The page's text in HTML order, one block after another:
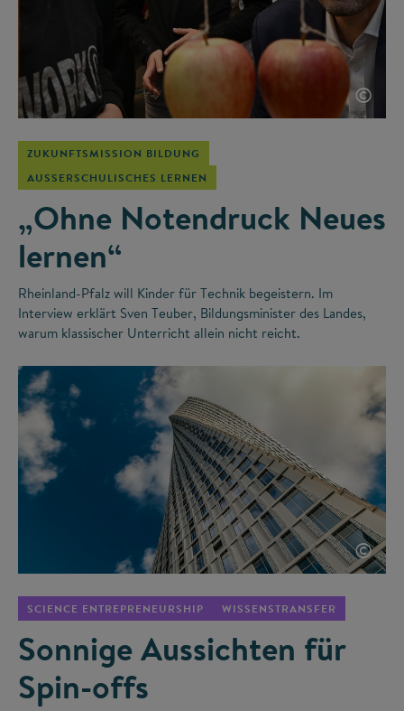
©
ZUKUNFTSMISSION BILDUNG
AUSSERSCHULISCHES LERNEN
„Ohne Notendruck Neues
lernen“
Rheinland-Pfalz will Kinder für Technik begeistern. Im
Interview erklärt Sven Teuber, Bildungsminister des Landes,
warum klassischer Unterricht allein nicht reicht.
©
SCIENCE ENTREPRENEURSHIP WISSENSTRANSFER
Sonnige Aussichten für
Spin-offs